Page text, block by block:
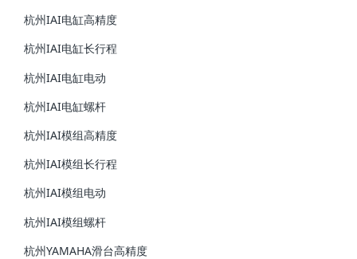
杭州IAI电缸高精度
杭州IAI电缸长行程
杭州IAI电缸电动
杭州IAI电缸螺杆
杭州IAI模组高精度
杭州IAI模组长行程
杭州IAI模组电动
杭州IAI模组螺杆
杭州YAMAHA滑台高精度